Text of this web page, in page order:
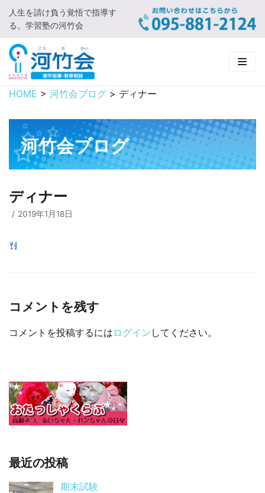
コ
ン
テ
ン
ツ
に
キ
プ
人生を請け負う覚悟で指導す
る。学習塾の河竹会
HOME
新着情報
□ お知らせ
河竹会について
□ 河竹会について
□ 小学部
実 績
HOME > 河竹会ブログ > ディナー
河竹会ブログ
ディナー
2019年1月18日
コメントを残す
コメントを投稿するには ログイン してください。
最近の投稿
期末試験